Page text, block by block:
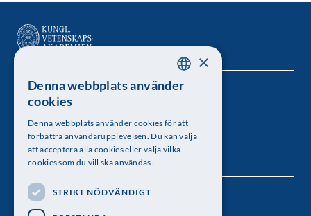
Kungl. Vetenskapsakademien
Besöksadress: Lilla Frescativägen 4A
Telefon: 08-673 95 00
Följ oss
SWEDISH
×
Denna webbplats använder
cookies
Denna webbplats använder cookies för att
förbättra användarupplevelsen. Du kan välja
att acceptera alla cookies eller välja vilka
cookies som du vill ska användas.
STRIKT NÖDVÄNDIGT